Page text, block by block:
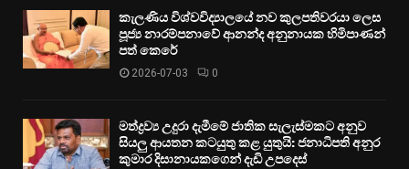
කැලණිය විශ්වවිද්‍යාලයේ නව කුලපතිවරයා ලෙස
පූජ්‍ය නාරම්පනාවේ ආනන්ද අනුනායක හිමිපාණන්
පත් කෙරේ
2026-07-03 0
මත්ද්‍රව්‍ය උදුරා දැමීමේ ජාතික සැලැස්මකට අනුව
සියලු ආයතන කටයුතු කළ යුතුයි: ජනාධිපති අනුර
කුමාර දිසානායකගෙන් දැඩි උපදෙස්